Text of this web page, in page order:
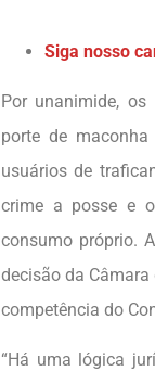
Siga nosso
Por unanimide,
porte de
usuários de
crime a posse e
consumo próprio.
decisão da Câmara
competência do
“Há uma lógica